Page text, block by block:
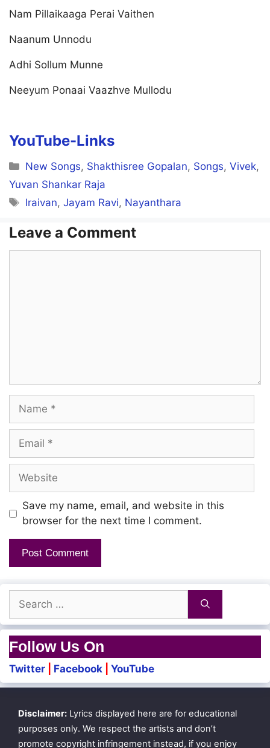
Nam Pillaikaaga Perai Vaithen
Naanum Unnodu
Adhi Sollum Munne
Neeyum Ponaai Vaazhve Mullodu
YouTube-Links
Categories
New Songs, Shakthisree Gopalan, Songs,Vivek,
Yuvan Shankar Raja
Tags
Iraivan,Jayam Ravi, Nayanthara
Leave a Comment
Name
Email
Website
Save my name, email, and website in this
browser for the next time I comment.
Search
for:
Follow Us On
Twitter Facebook YouTube
Disclaimer: Lyrics displayed here are for educational
purposes only. We respect the artists and don’t
promote copyright infringement instead, if you enjoy